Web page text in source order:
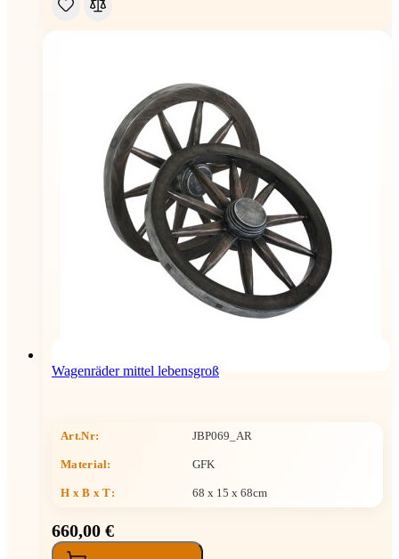
Wagenräder mittel lebensgroß
Art.Nr: JBP069_AR
Material: GFK
H x B x T: 68 x 15 x 68cm
660,00 €